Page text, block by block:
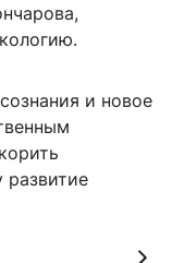
и новое
развитие